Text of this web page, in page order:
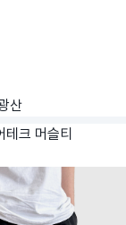
산
크 머슬티